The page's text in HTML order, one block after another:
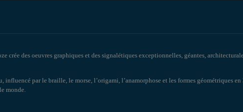
crée des oeuvres graphiques et des signalétiques exceptionnelles, géantes,
par le braille, le morse, l’origami, l’anamorphose et les formes géométriques en
monde.